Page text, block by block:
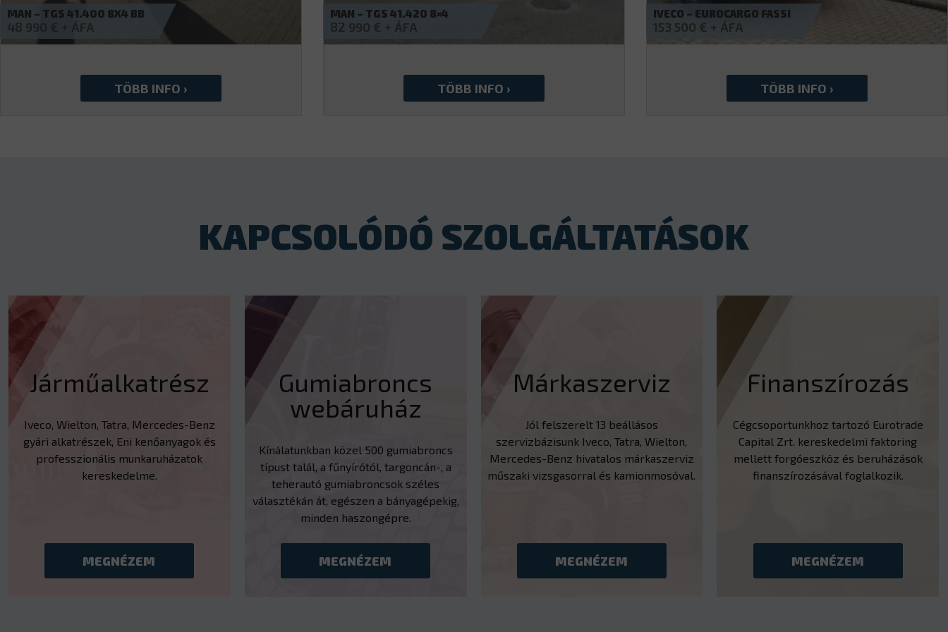
MAN – TGS 41.420 8×4
82 990
IVECO – EUROCARGO FASSI
153 500 €
MAN – TGX 26.400 6X2
56 990€
KAPCSOLÓDÓ SZOLGÁLTATÁSOK
Járműalkatrész
Iveco, Wielton, Tatra, Mercedes-Benz
gyári alkatrészek, Eni kenőanyagok és
professzionális munkaruházatok
kereskedelme.
MEGNÉZEM
Gumiabroncs
webáruház
Kínálatunkban közel 500 gumiabroncs
típust talál, a fűnyírótól, targoncán-, a
teherautó gumiabroncsok széles
választékán át, egészen a bányagépekig,
minden haszongépre.
MEGNÉZEM
Márkaszerviz
Jól felszerelt 13 beállásos
szervizbázisunk Iveco, Tatra, Wielton,
Mercedes-Benz hivatalos márkaszerviz
műszaki vizsgasorral és kamionmosóval.
MEGNÉZEM
Finanszírozás
Cégcsoportunkhoz tartozó Eurotrade
Capital Zrt. kereskedelmi faktoring
mellett forgóeszköz és beruházások
finanszírozásával foglalkozik.
MEGNÉZEM